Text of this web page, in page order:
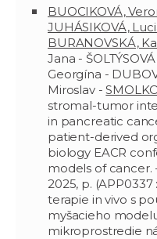
BUOCIKOVÁ,
JUHÁSIKOVÁ,
BURANOVSKÁ,
Jana -
Georgína -
Miroslav -
stromal-tumor
in pancreatic
patient-derived
biology EACR
models of cancer.
2025, p.
terapie in vivo s
myšacieho
mikroprostredie